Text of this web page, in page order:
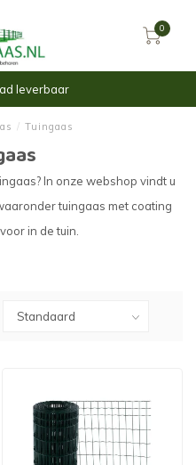
0
leverbaar
/ Tuingaas
In onze webshop vindt u
tuingaas met coating
in de tuin.